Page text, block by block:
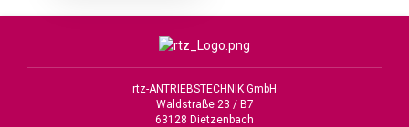
rtz-ANTRIEBSTECHNIK GmbH
Waldstraße 23 / B7
63128 Dietzenbach